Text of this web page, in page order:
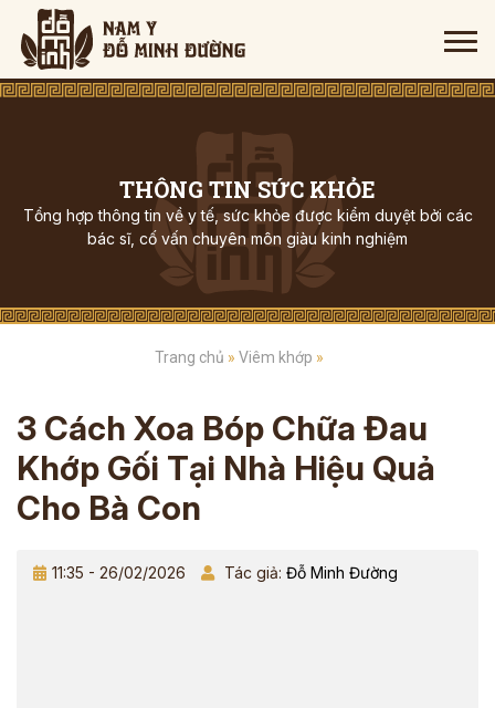
THÔNG TIN SỨC KHỎE
Tổng hợp thông tin về y tế, sức khỏe được kiểm duyệt bởi các
bác sĩ, cố vấn chuyên môn giàu kinh nghiệm
Trang chủ » Viêm khớp »
3 Cách Xoa Bóp Chữa Đau
Khớp Gối Tại Nhà Hiệu Quả
Cho Bà Con
11:35 - 26/02/2026 Tác giả: Đỗ Minh Đường